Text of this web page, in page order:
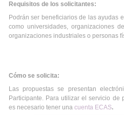
Requisitos de los solicitantes:
Podrán ser beneficiarios de las ayudas
como universidades, organizaciones
organizaciones industriales o personas
Cómo se solicita:
Las propuestas se presentan
Participante. Para utilizar el servicio de
es necesario tener una cuenta ECAS.